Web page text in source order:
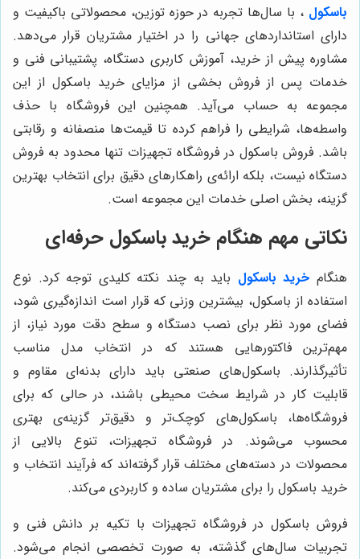
باسکول ، با سال‌ها تجربه در حوزه توزین، محصولاتی باکیفیت و
دارای استانداردهای جهانی را در اختیار مشتریان قرار می‌دهد.
مشاوره پیش از خرید، آموزش کاربری دستگاه، پشتیبانی فنی و
خدمات پس از فروش بخشی از مزایای خرید باسکول از این
مجموعه به حساب می‌آید. همچنین این فروشگاه با حذف
واسطه‌ها، شرایطی را فراهم کرده تا قیمت‌ها منصفانه و رقابتی
باشد. فروش باسکول در فروشگاه تجهیزات تنها محدود به فروش
دستگاه نیست، بلکه ارائه‌ی راهکارهای دقیق برای انتخاب بهترین
گزینه، بخش اصلی خدمات این مجموعه است.
نکاتی مهم هنگام خرید باسکول حرفه‌ای
هنگام خرید باسکول باید به چند نکته کلیدی توجه کرد. نوع
استفاده از باسکول، بیشترین وزنی که قرار است اندازه‌گیری شود،
فضای مورد نظر برای نصب دستگاه و سطح دقت مورد نیاز، از
مهم‌ترین فاکتورهایی هستند که در انتخاب مدل مناسب
تأثیرگذارند. باسکول‌های صنعتی باید دارای بدنه‌ای مقاوم و
قابلیت کار در شرایط سخت محیطی باشند، در حالی که برای
فروشگاه‌ها، باسکول‌های کوچک‌تر و دقیق‌تر گزینه‌ی بهتری
محسوب می‌شوند. در فروشگاه تجهیزات، تنوع بالایی از
محصولات در دسته‌های مختلف قرار گرفته‌اند که فرآیند انتخاب و
خرید باسکول را برای مشتریان ساده و کاربردی می‌کند.
فروش باسکول در فروشگاه تجهیزات با تکیه بر دانش فنی و
تجربیات سال‌های گذشته، به صورت تخصصی انجام می‌شود.